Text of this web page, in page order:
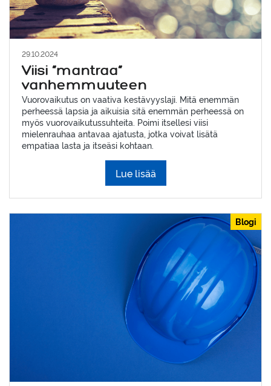
29.10.2024
Viisi ”mantraa”
vanhemmuuteen
Vuorovaikutus on vaativa kestävyyslaji. Mitä enemmän
perheessä lapsia ja aikuisia sitä enemmän perheessä on
myös vuorovaikutussuhteita. Poimi itsellesi viisi
mielenrauhaa antavaa ajatusta, jotka voivat lisätä
empatiaa lasta ja itseäsi kohtaan.
Lue lisää
Blogi